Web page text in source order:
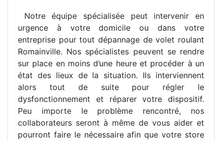
Notre équipe spécialisée peut intervenir en
urgence à votre domicile ou dans votre
entreprise pour tout dépannage de volet roulant
Romainville. Nos spécialistes peuvent se rendre
sur place en moins d’une heure et procéder à un
état des lieux de la situation. Ils interviennent
alors tout de suite pour régler le
dysfonctionnement et réparer votre dispositif.
Peu importe le problème rencontré, nos
collaborateurs seront à même de vous aider et
pourront faire le nécessaire afin que votre store